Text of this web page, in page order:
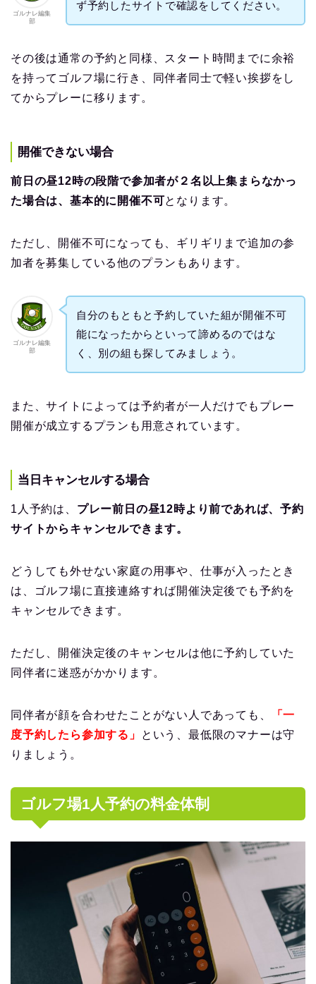
ゴルナレ編集
部
ず予約したサイトで確認をしてください。
その後は通常の予約と同様、スタート時間までに余裕
を持ってゴルフ場に行き、同伴者同士で軽い挨拶をし
てからプレーに移ります。
開催できない場合
前日の昼12時の段階で参加者が２名以上集まらなかっ
た場合は、基本的に開催不可となります。
ただし、開催不可になっても、ギリギリまで追加の参
加者を募集している他のプランもあります。
ゴルナレ編集
部
自分のもともと予約していた組が開催不可
能になったからといって諦めるのではな
く、別の組も探してみましょう。
また、サイトによっては予約者が一人だけでもプレー
開催が成立するプランも用意されています。
当日キャンセルする場合
1人予約は、 プレー前日の昼12時より前であれば、予約
サイトからキャンセルできます。
どうしても外せない家庭の用事や、仕事が入ったとき
は、ゴルフ場に直接連絡すれば開催決定後でも予約を
キャンセルできます。
ただし、開催決定後のキャンセルは他に予約していた
同伴者に迷惑がかかります。
同伴者が顔を合わせたことがない人であっても、
「一
度予約したら参加する」
という、最低限のマナーは守
りましょう。
ゴルフ場1人予約の料金体制